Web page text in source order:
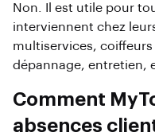
Non. Il est utile pour
interviennent chez
multiservices,
dépannage, entretien,
Comment
absences